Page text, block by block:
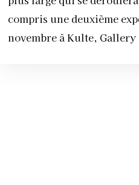
compris une deuxième
novembre à Kulte, Gallery